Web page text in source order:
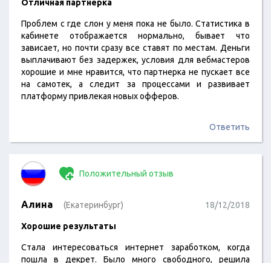
Отличная партнерка
Проблем с где слон у меня пока не было. Статистика в
кабинете отображается нормально, бывает что
зависает, но почти сразу все ставят по местам. Деньги
выплачивают без задержек, условия для вебмастеров
хорошие и мне нравится, что партнерка не пускает все
на самотек, а следит за процессами и развивает
платформу привлекая новых офферов.
Ответить
Положительный отзыв
Алина (Екатеринбург) 18/12/2018
Хорошие результаты
Стала интересоваться интернет заработком, когда
пошла в декрет. Было много свободного, решила